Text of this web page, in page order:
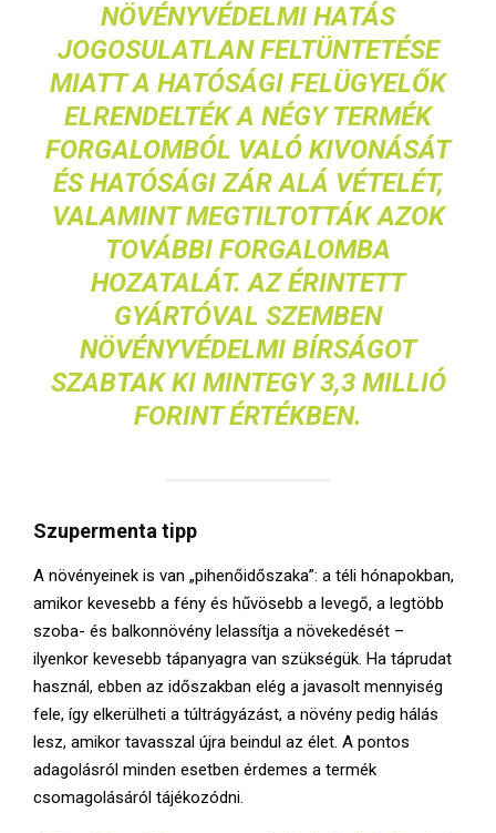
NÖVÉNYVÉDELMI HATÁS
JOGOSULATLAN FELTÜNTETÉSE
MIATT A HATÓSÁGI FELÜGYELŐK
ELRENDELTÉK A NÉGY TERMÉK
FORGALOMBÓL VALÓ KIVONÁSÁT
ÉS HATÓSÁGI ZÁR ALÁ VÉTELÉT,
VALAMINT MEGTILTOTTÁK AZOK
TOVÁBBI FORGALOMBA
HOZATALÁT. AZ ÉRINTETT
GYÁRTÓVAL SZEMBEN
NÖVÉNYVÉDELMI BÍRSÁGOT
SZABTAK KI MINTEGY 3,3 MILLIÓ
FORINT ÉRTÉKBEN.
Szupermenta tipp
A növényeinek is van „pihenőidőszaka”: a téli hónapokban,
amikor kevesebb a fény és hűvösebb a levegő, a legtöbb
szoba- és balkonnövény lelassítja a növekedését –
ilyenkor kevesebb tápanyagra van szükségük. Ha táprudat
használ, ebben az időszakban elég a javasolt mennyiség
fele, így elkerülheti a túltrágyázást, a növény pedig hálás
lesz, amikor tavasszal újra beindul az élet. A pontos
adagolásról minden esetben érdemes a termék
csomagolásáról tájékozódni.